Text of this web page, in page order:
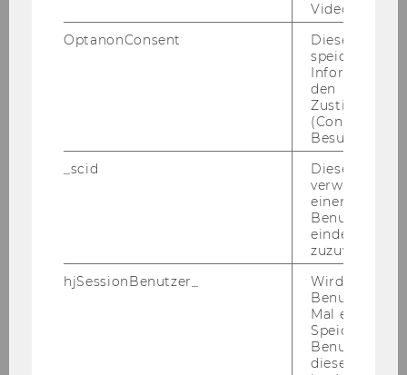
Video
OptanonConsent
Dieses Cookie
speichert
den
(Consent)
Besuchers.
_scid
Dieses
verwendet,
einem/einer
Benutzer*in
eindeutige ID
zuzuweisen
hjSessionBenutzer_
Wird gesetzt,
Benutzer
Mal eine
Speichert die
Benutzer-ID,
diese Seite